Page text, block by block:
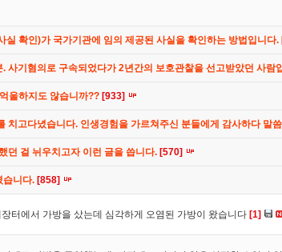
실 확인)가 국가기관에 임의 제공된 사실을 확인하는 방법입니다.
사기혐의로 구속되었다가 2년간의 보호관찰을 선고받았던 사람
울하지도 않습니까?? [933]
치고다녔습니다. 인생경험을 가르쳐주신 분들에게 감사하다 말
던 걸 뉘우치고자 이런 글을 씁니다. [570]
습니다. [858]
장터에서 가방을 샀는데 심각하게 오염된 가방이 왔습니다 [1]